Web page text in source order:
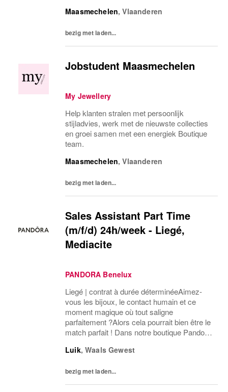
Maasmechelen,Vlaanderen
bezig met laden...
Jobstudent Maasmechelen
My Jewellery
Help klanten stralen met persoonlijk
stijladvies, werk met de nieuwste collecties
en groei samen met een energiek Boutique
team.
Maasmechelen,Vlaanderen
bezig met laden...
Sales Assistant Part Time
(m/f/d) 24h/week - Liegé,
Mediacite
PANDORA Benelux
Liegé | contrat à durée déterminéeAimez-
vous les bijoux, le contact humain et ce
moment magique où tout saligne
parfaitement ?Alors cela pourrait bien être le
match parfait ! Dans notre boutique Pandora,
mais aussi le pilier dune équipe formidable
Luik,Waals Gewest
bezig met laden...